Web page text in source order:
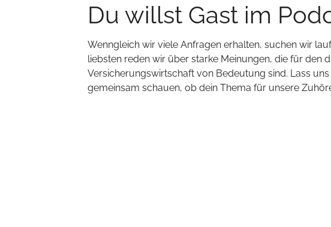
Du willst Gast im
Wenngleich wir viele Anfragen erhalten, suchen wir
liebsten reden wir über starke Meinungen, die für den
Versicherungswirtschaft von Bedeutung sind. Lass
gemeinsam schauen, ob dein Thema für unsere